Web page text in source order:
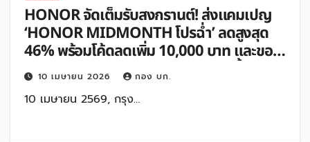
HONOR จัดเต็มรับสงกรานต์! ส่งแคมเปญ
‘HONOR MIDMONTH โปรฉ่ำ’ ลดสูงสุด
46% พร้อมโค้ดลดเพิ่ม 10,000 บาท และของ
แถมสุดเซอร์ไพรส์ 15 – 17 เม.ย. 69 นี้
10 เมษายน 2026 กอง บก.
10 เมษายน 2569, กรุง…